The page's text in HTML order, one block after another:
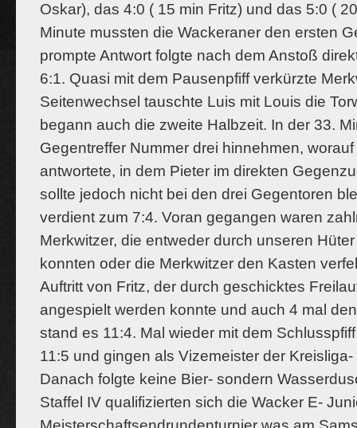
Oskar), das 4:0 ( 15 min Fritz) und das 5:0 (
Minute mussten die Wackeraner den ersten
prompte Antwort folgte nach dem Anstoß
6:1. Quasi mit dem Pausenpfiffverkürzte
Seitenwechsel tauschte Luis mit Louis die
begann auch die zweite Halbzeit. In der 33.
Gegentreffer Nummer drei hinnehmen,
antwortete, in dem Pieter im direkten
sollte jedoch nicht bei den drei Gegentoren
verdient zum 7:4. Voran gegangen waren
Merkwitzer, die entweder durch unseren
konnten oder die Merkwitzer den Kasten
Auftritt von Fritz, der durch geschicktes
angespielt werden konnte und auch 4 mal
stand es 11:4. Mal wieder mit dem Schlusspfi
11:5 und gingen als Vizemeister der Kreisliga-
Danach folgte keine Bier- sondern
Staffel IV qualifizierten sich die Wacker E-